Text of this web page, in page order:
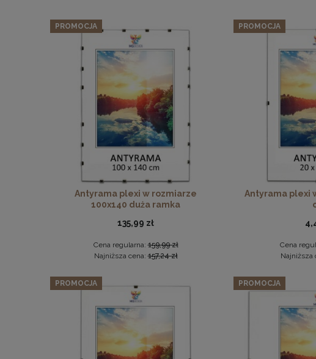
Antyrama plexi w rozmiarze
100x140 duża ramka
135,99 zł
Cena regularna:159,99 zł
Najniższa cena:157,24 zł
PROMOCJA
Antyrama plexi
Cena
Najniższa
PROMOCJA
PROMOCJA PROMOCJA